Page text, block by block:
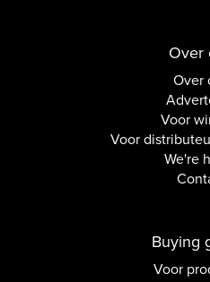
Over
Over
Voor
Voor
We're
Buying
Voor